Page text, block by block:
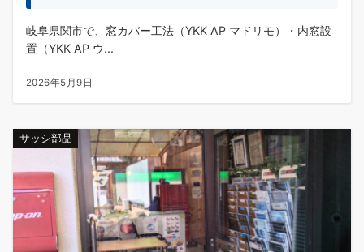
岐阜県関市で、窓カバー工法（YKK AP マドリモ）・内窓設
置（YKK AP ウ...
2026年5月9日
サッシ部品